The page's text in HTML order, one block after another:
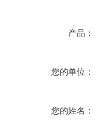
产品：
您的单位：
您的姓名：